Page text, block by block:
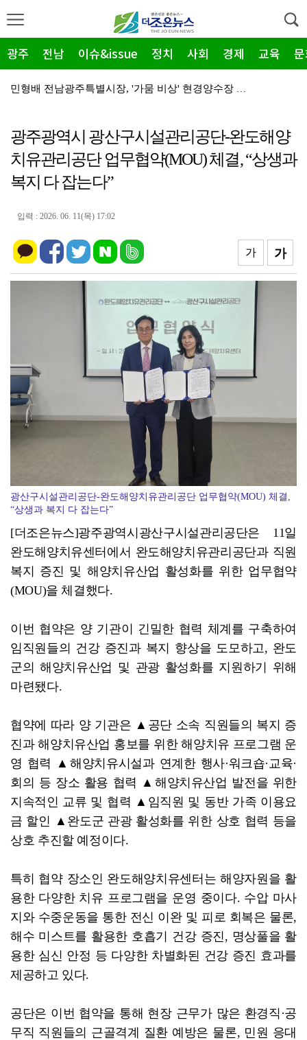
광주 전남 이슈&issue 정치 사회 경제 교육
민형배 전남광주특별시장, '가뭄 비상' 현경양수장 용수…
전남광주특별시 '영농형태양광' 시동… 시·군 협력 간담…
신안군-울릉군, '국토외곽 섬' 살린다… 공동 대응 강…
영암군, '혁신공감 특강' 개최…우원식 등 3회 강연
장성군, 평생학습센터 '활짝'…총 14곳 거점 확대
영암 대불렉시안, 임대보증금 보증 가입 완료…'주거 안…
전남광주특별시 광산구, 여름 '식중독 비상' 예방 캠페…
'영암군 가스판매협회', "미래 인재" 300만 원 장…
광주광역시 광산구시설관리공단-완도해양
치유관리공단 업무협약(MOU) 체결, “상생과
복지 다 잡는다”
입력 : 2026. 06. 11(목) 17:02
가
가
광산구시설관리공단-완도해양치유관리공단 업무협약(MOU) 체결,
“상생과 복지 다 잡는다”
[더조은뉴스]광주광역시광산구시설관리공단은 11일
완도해양치유센터에서 완도해양치유관리공단과 직원
복지 증진 및 해양치유산업 활성화를 위한 업무협약
(MOU)을 체결했다.
이번 협약은 양 기관이 긴밀한 협력 체계를 구축하여
임직원들의 건강 증진과 복지 향상을 도모하고, 완도
군의 해양치유산업 및 관광 활성화를 지원하기 위해
마련됐다.
협약에 따라 양 기관은 ▲공단 소속 직원들의 복지 증
진과 해양치유산업 홍보를 위한 해양치유 프로그램 운
영 협력 ▲해양치유시설과 연계한 행사·워크숍·교육·
회의 등 장소 활용 협력 ▲해양치유산업 발전을 위한
지속적인 교류 및 협력 ▲임직원 및 동반 가족 이용요
금 할인 ▲완도군 관광 활성화를 위한 상호 협력 등을
상호 추진할 예정이다.
특히 협약 장소인 완도해양치유센터는 해양자원을 활
용한 다양한 치유 프로그램을 운영 중이다. 수압 마사
지와 수중운동을 통한 전신 이완 및 피로 회복은 물론,
해수 미스트를 활용한 호흡기 건강 증진, 명상풀을 활
용한 심신 안정 등 다양한 차별화된 건강 증진 효과를
제공하고 있다.
공단은 이번 협약을 통해 현장 근무가 많은 환경직·공
무직 직원들의 근골격계 질환 예방은 물론, 민원 응대